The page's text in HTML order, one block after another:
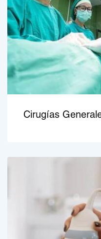
Cirugías